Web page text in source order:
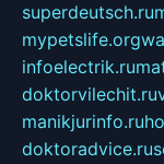
superdeutsch.ru
mypetslife.org
infoelectrik.ru
doktorvilechit.ru
manikjurinfo.ru
doktoradvice.ru